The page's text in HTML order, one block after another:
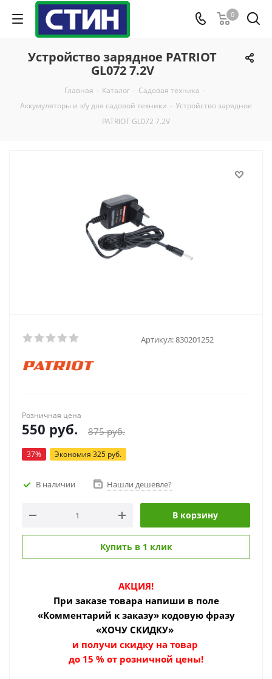
0
Устройство зарядное PATRIOT
GL072 7.2V
Главная - Каталог - Садовая техника -
Аккумуляторы и з/у для садовой техники - Устройство зарядное
PATRIOT GL072 7.2V
Артикул:830201252
Розничная цена
550 руб. 875руб.
37% Экономия 325 руб.
В наличии Нашли дешевле?
В корзину
Купить в 1 клик
АКЦИЯ!
При заказе товара напиши в поле
«Комментарий к заказу» кодовую фразу
«ХОЧУ СКИДКУ»
и получи скидку на товар
до 15 % от розничной цены!